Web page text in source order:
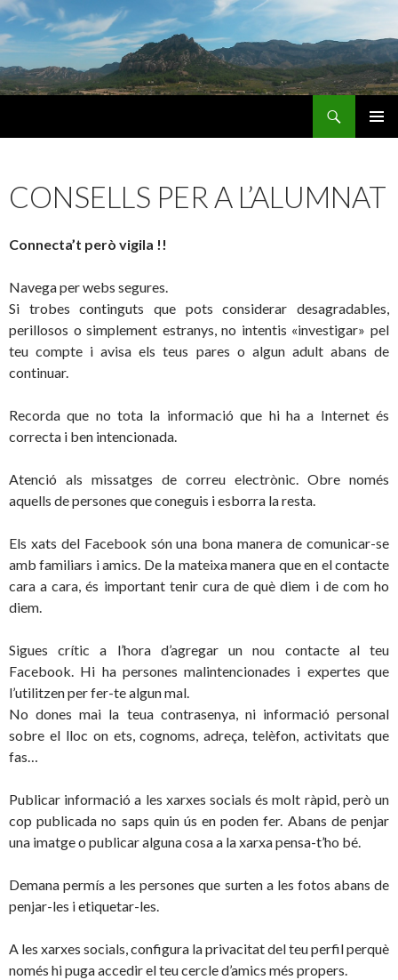
CONSELLS PER A L’ALUMNAT
Connecta’t però vigila !!
Navega per webs segures.
Si trobes continguts que pots considerar desagradables,
perillosos o simplement estranys, no intentis «investigar» pel
teu compte i avisa els teus pares o algun adult abans de
continuar.
Recorda que no tota la informació que hi ha a Internet és
correcta i ben intencionada.
Atenció als missatges de correu electrònic. Obre només
aquells de persones que coneguis i esborra la resta.
Els xats del Facebook són una bona manera de comunicar-se
amb familiars i amics. De la mateixa manera que en el contacte
cara a cara, és important tenir cura de què diem i de com ho
diem.
Sigues crític a l’hora d’agregar un nou contacte al teu
Facebook. Hi ha persones malintencionades i expertes que
l’utilitzen per fer-te algun mal.
No dones mai la teua contrasenya, ni informació personal
sobre el lloc on ets, cognoms, adreça, telèfon, activitats que
fas…
Publicar informació a les xarxes socials és molt ràpid, però un
cop publicada no saps quin ús en poden fer. Abans de penjar
una imatge o publicar alguna cosa a la xarxa pensa-t’ho bé.
Demana permís a les persones que surten a les fotos abans de
penjar-les i etiquetar-les.
A les xarxes socials, configura la privacitat del teu perfil perquè
només hi puga accedir el teu cercle d’amics més propers.